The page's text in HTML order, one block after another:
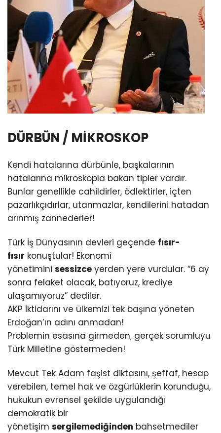
DÜRBÜN / MİKROSKOP
Kendi hatalarına dürbünle, başkalarının
hatalarına mikroskopla bakan tipler vardır.
Bunlar genellikle cahildirler, ödlektirler, içten
pazarlıkçıdırlar, utanmazlar, kendilerini hatadan
arınmış zannederler!
Türk İş Dünyasının devleri geçende fısır-
fısır konuştular! Ekonomi
yönetimini sessizce yerden yere vurdular. “6 ay
sonra felaket olacak, batıyoruz, krediye
ulaşamıyoruz” dediler.
AKP İktidarını ve ülkemizi tek başına yöneten
Erdoğan’ın adını anmadan!
Problemin esasına girmeden, gerçek sorumluyu
Türk Milletine göstermeden!
Mevcut Tek Adam faşist diktasını, şeffaf, hesap
verebilen, temel hak ve özgürlüklerin korunduğu,
hukukun evrensel şekilde uygulandığı
demokratik bir
yönetişim sergilemediğinden bahsetmediler